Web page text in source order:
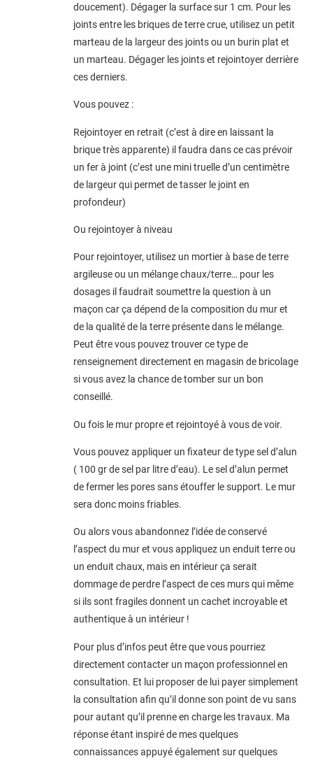
doucement). Dégager la surface sur 1 cm. Pour les
joints entre les briques de terre crue, utilisez un petit
marteau de la largeur des joints ou un burin plat et
un marteau. Dégager les joints et rejointoyer derrière
ces derniers.
Vous pouvez :
Rejointoyer en retrait (c’est à dire en laissant la
brique très apparente) il faudra dans ce cas prévoir
un fer à joint (c’est une mini truelle d’un centimètre
de largeur qui permet de tasser le joint en
profondeur)
Ou rejointoyer à niveau
Pour rejointoyer, utilisez un mortier à base de terre
argileuse ou un mélange chaux/terre… pour les
dosages il faudrait soumettre la question à un
maçon car ça dépend de la composition du mur et
de la qualité de la terre présente dans le mélange.
Peut être vous pouvez trouver ce type de
renseignement directement en magasin de bricolage
si vous avez la chance de tomber sur un bon
conseillé.
Ou fois le mur propre et rejointoyé à vous de voir.
Vous pouvez appliquer un fixateur de type sel d’alun
( 100 gr de sel par litre d’eau). Le sel d’alun permet
de fermer les pores sans étouffer le support. Le mur
sera donc moins friables.
Ou alors vous abandonnez l’idée de conservé
l’aspect du mur et vous appliquez un enduit terre ou
un enduit chaux, mais en intérieur ça serait
dommage de perdre l’aspect de ces murs qui même
si ils sont fragiles donnent un cachet incroyable et
authentique à un intérieur !
Pour plus d’infos peut être que vous pourriez
directement contacter un maçon professionnel en
consultation. Et lui proposer de lui payer simplement
la consultation afin qu’il donne son point de vu sans
pour autant qu’il prenne en charge les travaux. Ma
réponse étant inspiré de mes quelques
connaissances appuyé également sur quelques